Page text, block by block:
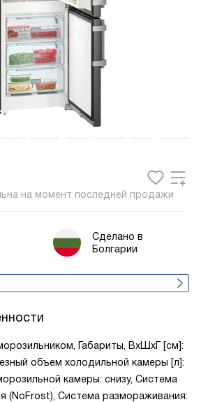
на момент последней продажи
Сделано в
Болгарии
Габариты, ВxШxГ [см]:
объем холодильной камеры [л]:
камеры: снизу, Система
(NoFrost), Система размораживания: